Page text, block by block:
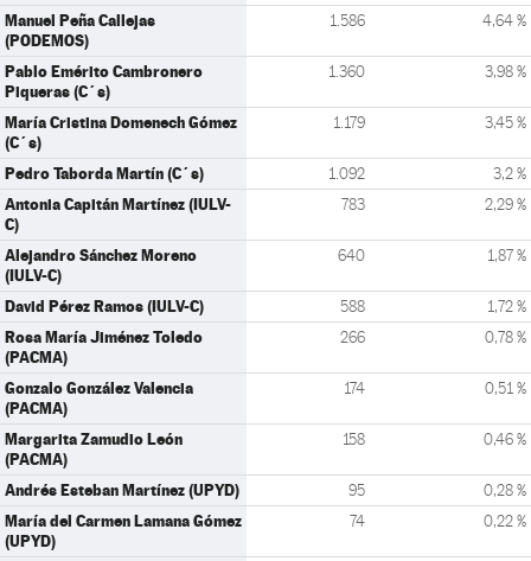
Manuel Peña Callejas
(PODEMOS)
1.586 4,64 %
Pablo Emérito Cambronero
Piqueras (C´s)
1.360 3,98 %
María Cristina Domenech Gómez
(C´s)
1.179 3,45 %
Pedro Taborda Martín (C´s) 1.092 3,2 %
Antonia Capitán Martínez (IULV-
C)
783 2,29 %
Alejandro Sánchez Moreno
(IULV-C)
640 1,87 %
David Pérez Ramos (IULV-C) 588 1,72 %
Rosa María Jiménez Toledo
(PACMA)
266 0,78 %
Gonzalo González Valencia
(PACMA)
174 0,51 %
Margarita Zamudio León
(PACMA)
158 0,46 %
Andrés Esteban Martínez (UPYD) 95 0,28 %
María del Carmen Lamana Gómez
(UPYD)
74 0,22 %